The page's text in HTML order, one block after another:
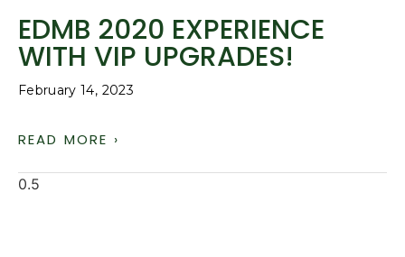
EDMB 2020 EXPERIENCE
WITH VIP UPGRADES!
February 14, 2023
READ MORE ›